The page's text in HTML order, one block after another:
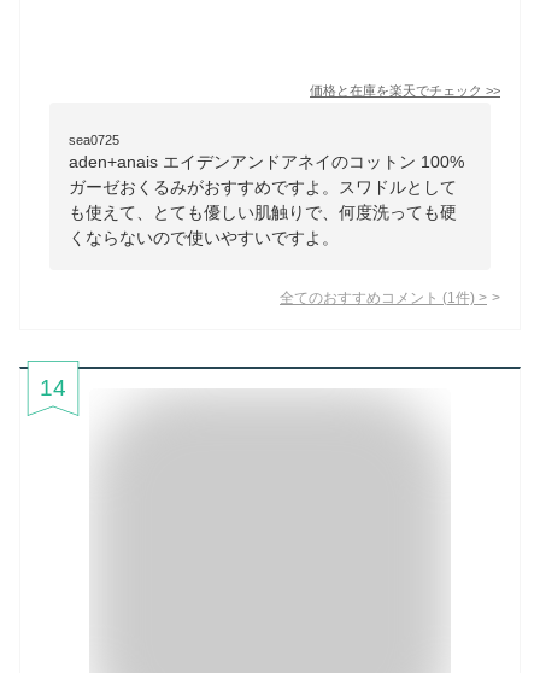
価格と在庫を楽天でチェック >>
sea0725
aden+anais エイデンアンドアネイのコットン 100%
ガーゼおくるみがおすすめですよ。スワドルとして
も使えて、とても優しい肌触りで、何度洗っても硬
くならないので使いやすいですよ。
全てのおすすめコメント (1 件) >
14